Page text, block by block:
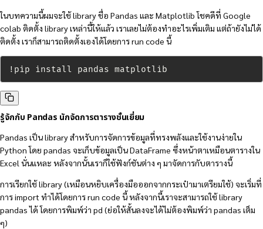
ในบทความนี้ผมจะใช้ library ชื่อ Pandas และ Matplotlib โชคดีที่ Google
colab ติดตั้ง library เหล่านี้ให้แล้ว เราเลยไม่ต้องทำอะไรเพิ่มเติม แต่ถ้ายังไม่ได้
ติดตั้ง เราก็สามารถติดตั้งเองได้โดยการ run code นี้
!pip install pandas matplotlib
รู้จักกับ Pandas นักจัดการตารางชั้นเยี่ยม
Pandas เป็น library สำหรับการจัดการข้อมูลที่ทรงพลังและใช้งานง่ายใน
Python โดย pandas จะเก็บข้อมูลเป็น DataFrame ซึ่งหน้าตาเหมือนตารางใน
Excel นั่นแหละ หลังจากนั้นเราก็ใช้ฟังก์ชันต่าง ๆ มาจัดการกับตารางนี้
การเรียกใช้ library (เหมือนหยิบเครื่องมือออกจากกระเป๋ามาเตรียมใช้) จะเริ่มที่
การ import ทำได้โดยการ run code นี้ หลังจากนี้เราจะสามารถใช้ library
pandas ได้ โดยการพิมพ์ว่า pd (ย่อให้สั้นลงจะได้ไม่ต้องพิมพ์ว่า pandas เต็ม
ๆ)